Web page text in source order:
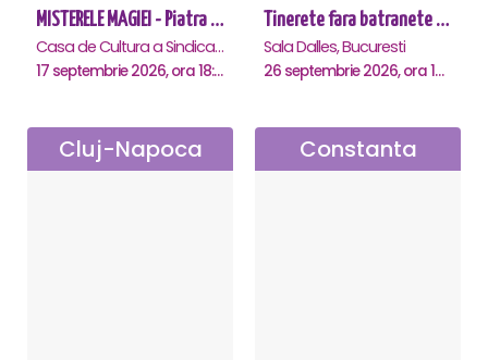
MISTERELE MAGIEI - Piatra Neamt
Casa de Cultura a Sindicatelor, Piatra-Neamt
17 septembrie 2026, ora 18:30
Tinerete fara batranete si viata fara de moarte
Sala Dalles, Bucuresti
26 septembrie 2026, ora 10:30
Cluj-Napoca Constanta